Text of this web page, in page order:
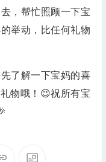
，帮忙照顾一下宝
举动，比任何礼物
了解一下宝妈的喜
物哦！😉祝所有宝